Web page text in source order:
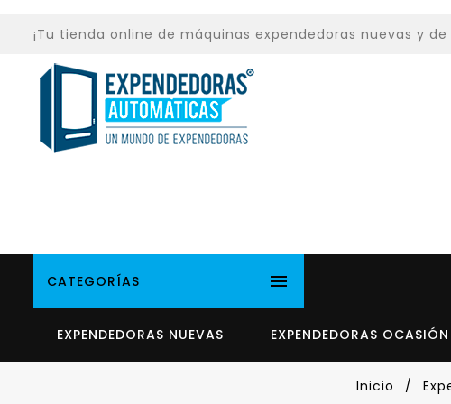
¡Tu tienda online de máquinas expendedoras nuevas y
CATEGORÍAS 
EXPENDEDORAS NUEVAS EXPENDEDORAS OCASIÓN
Inicio